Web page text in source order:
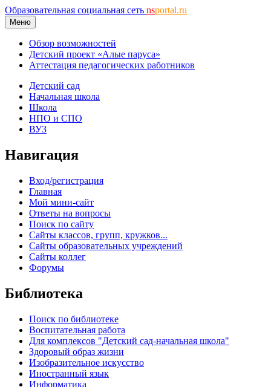
Образовательная социальная сеть nsportal.ru
Меню
Обзор возможностей
Детский проект «Алые паруса»
Аттестация педагогических работников
Детский сад
Начальная школа
Школа
НПО и СПО
ВУЗ
Навигация
Вход/регистрация
Главная
Мой мини-сайт
Ответы на вопросы
Поиск по сайту
Сайты классов, групп, кружков...
Сайты образовательных учреждений
Сайты коллег
Форумы
Библиотека
Поиск по библиотеке
Воспитательная работа
Для комплексов "Детский сад-начальная школа"
Здоровый образ жизни
Изобразительное искусство
Иностранный язык
Информатика